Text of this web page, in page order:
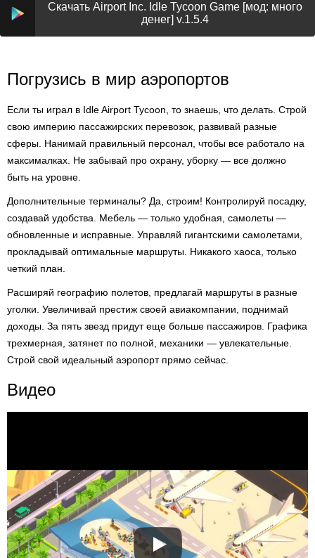
Скачать Airport Inc. Idle Tycoon Game [мод: много
денег] v.1.5.4
Погрузись в мир аэропортов
Если ты играл в Idle Airport Tycoon, то знаешь, что делать. Строй
свою империю пассажирских перевозок, развивай разные
сферы. Нанимай правильный персонал, чтобы все работало на
максималках. Не забывай про охрану, уборку — все должно
быть на уровне.
Дополнительные терминалы? Да, строим! Контролируй посадку,
создавай удобства. Мебель — только удобная, самолеты —
обновленные и исправные. Управляй гигантскими самолетами,
прокладывай оптимальные маршруты. Никакого хаоса, только
четкий план.
Расширяй географию полетов, предлагай маршруты в разные
уголки. Увеличивай престиж своей авиакомпании, поднимай
доходы. За пять звезд придут еще больше пассажиров. Графика
трехмерная, затянет по полной, механики — увлекательные.
Строй свой идеальный аэропорт прямо сейчас.
Видео